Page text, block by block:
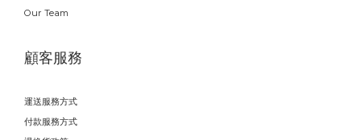
Our Team
顧客服務
運送服務方式
付款服務方式